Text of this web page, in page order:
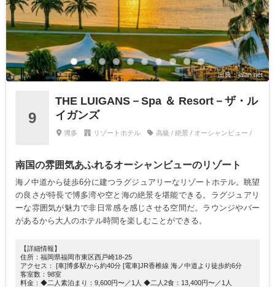
出典：jalan.net
9
THE LUIGANS－Spa ＆ Resort－ザ・ル
イガンズ
博多 リゾートホテル 高級 / 絶景 / オーシャンビュー /
南国の雰囲気あふれるオーシャンビューのリゾート
海ノ中道から徒歩6分に建つラグジュアリーなリゾートホテル。眺望
の良さが特長で博多湾や空と海の絶景を堪能できる。ラグジュアリ
ーな雰囲気が魅力で非日常感を感じさせる空間だ。ラウンジやバー
があるから大人のホテル時間を楽しむことができる。
【詳細情報】
住所：福岡県福岡市東区西戸崎18-25
アクセス： [車]博多駅から約40分 [電車]JR香椎線 海ノ中道より徒歩約6分
客室数：98室
料金：◆二人素泊まり：9,600円〜／1人 ◆二人2食：13,400円〜／1人